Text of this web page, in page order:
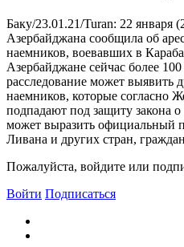
Баку/23.01.21/Turan: 22 января
Азербайджана сообщила об
наемников, воевавших в
Азербайджане сейчас более
расследование может выявить
наемников, которые согласно
подпадают под защиту
может выразить официальный
Ливана и других стран,
Пожалуйста, войдите или
Войти Подписаться